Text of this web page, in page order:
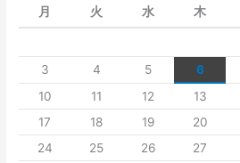
月 火 水 木
3
4 5 6
10
11 12 13
17
18 19 20
24
25 26 27